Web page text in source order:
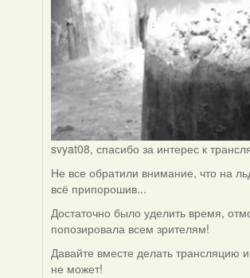
svyat08, спасибо за интерес к
Не все обратили внимание, что на
всё припорошив...
Достаточно было уделить время,
попозировала всем зрителям!
Давайте вместе делать трансляцию
не может!